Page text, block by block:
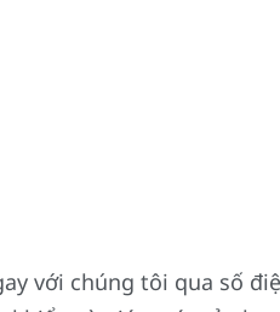
với chúng tôi qua số